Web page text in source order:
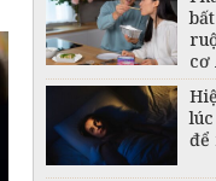
cơ
để